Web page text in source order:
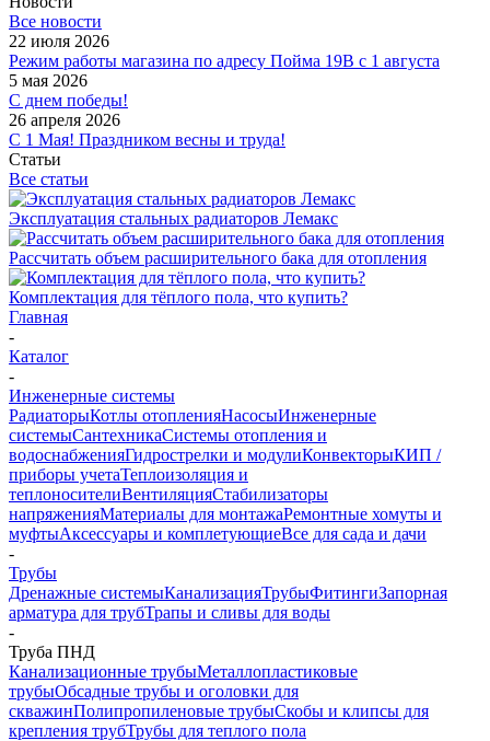
Все новости
22 июля 2026
Режим работы магазина по адресу Пойма 19В с 1 августа
5 мая 2026
С днем победы!
26 апреля 2026
С 1 Мая! Праздником весны и труда!
Статьи
Все статьи
Эксплуатация стальных радиаторов Лемакс
Рассчитать объем расширительного бака для отопления
Комплектация для тёплого пола, что купить?
Главная
-
Каталог
-
Инженерные системы
РадиаторыКотлы отопленияНасосыИнженерные
системыСантехникаСистемы отопления и
водоснабженияГидрострелки и модулиКонвекторыКИП /
приборы учетаТеплоизоляция и
теплоносителиВентиляцияСтабилизаторы
напряженияМатериалы для монтажаРемонтные хомуты и
муфтыАксессуары и комплетующиеВсе для сада и дачи
-
Трубы
Дренажные системыКанализацияТрубыФитингиЗапорная
арматура для трубТрапы и сливы для воды
-
Труба ПНД
Канализационные трубыМеталлопластиковые
трубыОбсадные трубы и оголовки для
скважинПолипропиленовые трубыСкобы и клипсы для
крепления трубТрубы для теплого пола